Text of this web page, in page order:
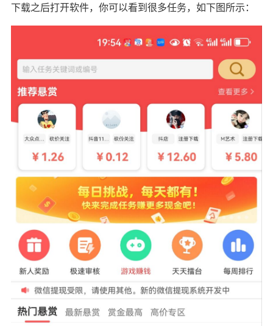
下载之后打开软件，你可以看到很多任务，如下图所示：